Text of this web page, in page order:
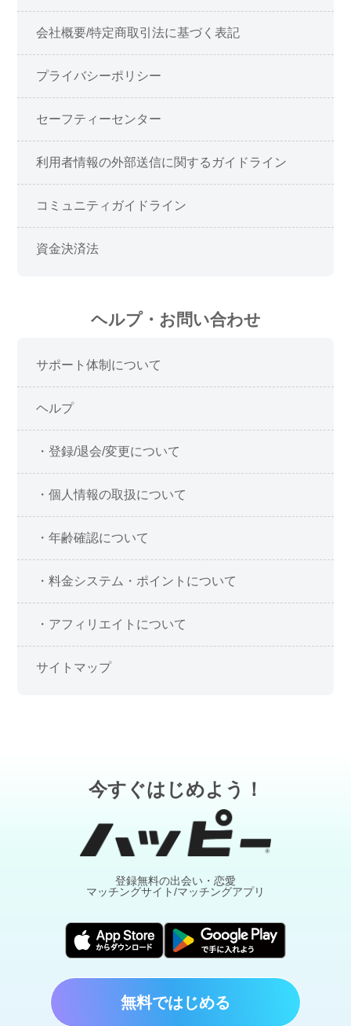
会社概要/特定商取引法に基づく表記
プライバシーポリシー
セーフティーセンター
利用者情報の外部送信に関するガイドライン
コミュニティガイドライン
資金決済法
ヘルプ・お問い合わせ
サポート体制について
ヘルプ
・登録/退会/変更について
・個人情報の取扱について
・年齢確認について
・料金システム・ポイントについて
・アフィリエイトについて
サイトマップ
今すぐはじめよう！
登録無料の出会い・恋愛
マッチングサイト/マッチングアプリ
無料ではじめる